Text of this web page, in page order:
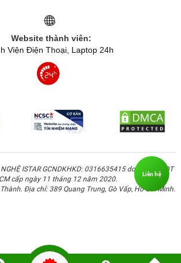
dụng trong 2-3 năm mà vẫn giữ được
lượng RAM của iPad Air lên đến 3GB,
điều hành iOS, máy có thể hoạt động
ngày mà không cần reset.
đủ dùng cho nhu cầu cơ bản
Website thành viên:
Viện Điện Thoại, Laptop 24h
ISTAR GCNDKHKD: 0316635415 do Sở KH & ĐT
cấp ngày 11 tháng 12 năm 2020.
Địa chỉ: 389 Quang Trung, Gò Vấp, Hồ Chí Minh.
Liên hệ